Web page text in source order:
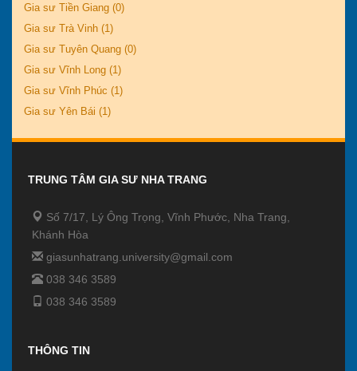
Gia sư Tiền Giang (0)
Gia sư Trà Vinh (1)
Gia sư Tuyên Quang (0)
Gia sư Vĩnh Long (1)
Gia sư Vĩnh Phúc (1)
Gia sư Yên Bái (1)
TRUNG TÂM GIA SƯ NHA TRANG
Số 7/17, Lý Ông Trọng, Vĩnh Phước, Nha Trang,
Khánh Hòa
giasunhatrang.university@gmail.com
038 346 3589
038 346 3589
THÔNG TIN